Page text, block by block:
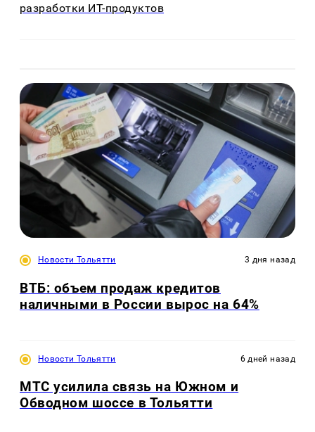
разработки ИТ-продуктов
Новости Тольятти 3 дня назад
ВТБ: объем продаж кредитов
наличными в России вырос на 64%
Новости Тольятти 6 дней назад
МТС усилила связь на Южном и
Обводном шоссе в Тольятти